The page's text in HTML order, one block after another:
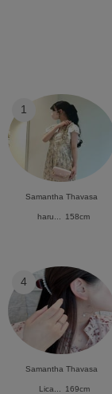
1
Samantha Thavasa
haru... 158cm
4
Samantha Thavasa
Lica... 169cm